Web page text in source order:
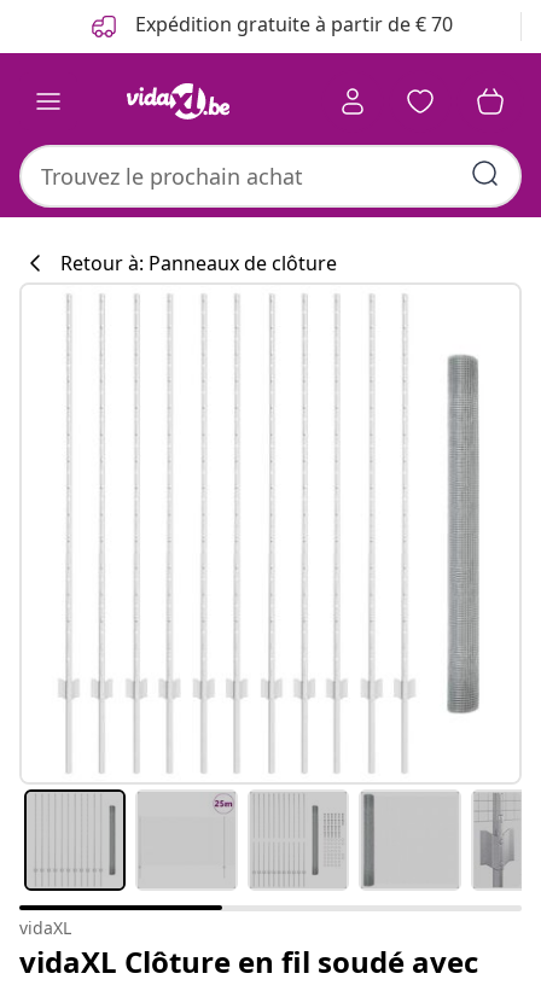
Expédition gratuite à partir de € 70
Retour à: Panneaux de clôture
vidaXL
vidaXL Clôture en fil soudé avec